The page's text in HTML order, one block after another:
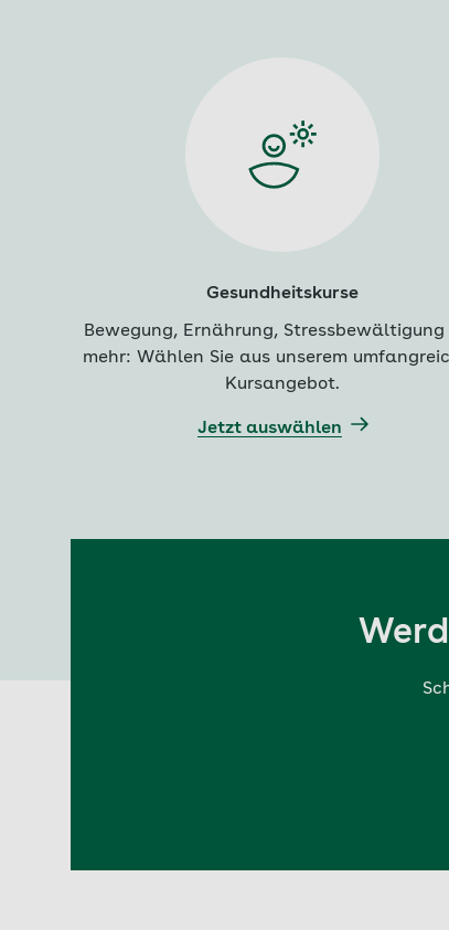
Gesundheitskurse
Bewegung, Ernährung, Stressbewältigung
mehr: Wählen Sie aus unserem
Kursangebot.
Jetzt auswählen